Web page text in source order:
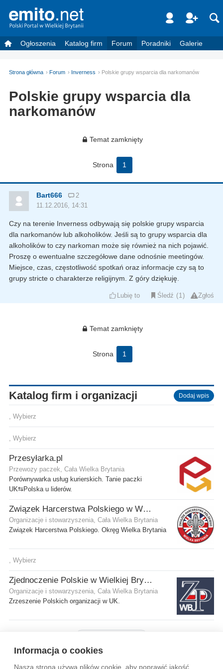
Informacja o cookies
Nasza strona używa plików cookie, aby poprawić jakość
Ogłoszenia Katalog firm Forum Poradniki Galerie
Strona główna Forum Inverness Polskie grupy wsparcia dla narkomanów
Polskie grupy wsparcia dla
narkomanów
Temat zamknięty
Strona 1
Bart666
2
11.12.2016, 14:31
Czy na terenie Inverness odbywają się polskie grupy wsparcia
dla narkomanów lub alkoholików. Jeśli są to grupy wsparcia dla
alkoholików to czy narkoman może się również na nich pojawić.
Proszę o ewentualne szczegółowe dane odnośnie meetingów.
Miejsce, czas, częstotliwość spotkań oraz informacje czy są to
grupy stricte o charakterze religijnym. Z góry dziękuję.
Lubię to Śledź 1 Zgłoś
Temat zamknięty
Strona 1
Katalog firm i organizacji Dodaj wpis
, Wybierz
, Wybierz
Przesyłarka.pl
Przewozy paczek, Cała Wielka Brytania
Porównywarka usług kurierskich. Tanie paczki
UK⇆Polska u liderów.
Związek Harcerstwa Polskiego w Wielkiej Brytanii
Organizacje i stowarzyszenia, Cała Wielka Brytania
Związek Harcerstwa Polskiego. Okręg Wielka Brytania
, Wybierz
Zjednoczenie Polskie w Wielkiej Brytanii
Organizacje i stowarzyszenia, Cała Wielka Brytania
Zrzeszenie Polskich organizacji w UK.